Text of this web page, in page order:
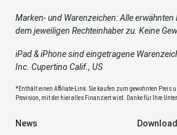
Marken- und Warenzeichen: Alle
dem jeweiligen Rechteinhaber zu. Keine
iPad & iPhone sind eingetragene
Inc. Cupertino Calif., US
*Enthält einen Affiliate-Link. Sie kaufen zum gewohnten Preis
Provision, mit der hier alles Finanziert wird. Danke für Ihre
News